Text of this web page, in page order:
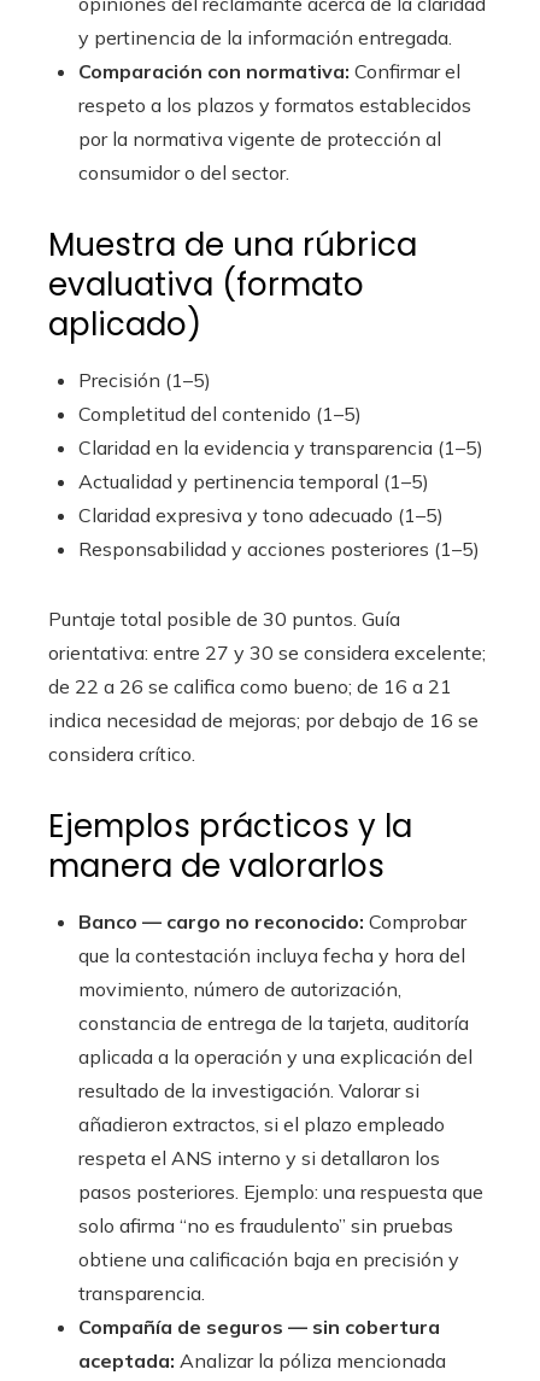
y pertinencia de la información entregada.
Comparación con normativa: Confirmar el
respeto a los plazos y formatos establecidos
por la normativa vigente de protección al
consumidor o del sector.
Muestra de una rúbrica
evaluativa (formato
aplicado)
Precisión (1–5)
Completitud del contenido (1–5)
Claridad en la evidencia y transparencia (1–5)
Actualidad y pertinencia temporal (1–5)
Claridad expresiva y tono adecuado (1–5)
Responsabilidad y acciones posteriores (1–5)
Puntaje total posible de 30 puntos. Guía
orientativa: entre 27 y 30 se considera excelente;
de 22 a 26 se califica como bueno; de 16 a 21
indica necesidad de mejoras; por debajo de 16 se
considera crítico.
Ejemplos prácticos y la
manera de valorarlos
Banco — cargo no reconocido: Comprobar
que la contestación incluya fecha y hora del
movimiento, número de autorización,
constancia de entrega de la tarjeta, auditoría
aplicada a la operación y una explicación del
resultado de la investigación. Valorar si
añadieron extractos, si el plazo empleado
respeta el ANS interno y si detallaron los
pasos posteriores. Ejemplo: una respuesta que
solo afirma “no es fraudulento” sin pruebas
obtiene una calificación baja en precisión y
transparencia.
Compañía de seguros — sin cobertura
aceptada: Analizar la póliza mencionada